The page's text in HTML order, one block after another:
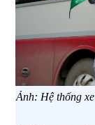
Ảnh: Hệ thống